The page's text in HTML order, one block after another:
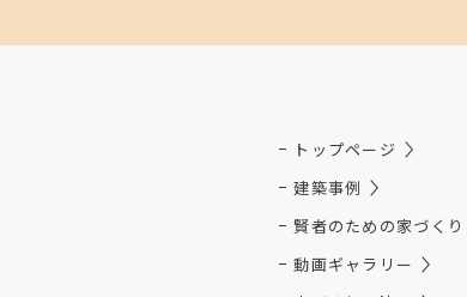
トップページ
建築事例
賢者のための家づく
動画ギャラリー